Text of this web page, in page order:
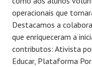
operacionais que
Destacamos a
que enriqueceram a
contributos: Ativista por
Educar, Plataforma